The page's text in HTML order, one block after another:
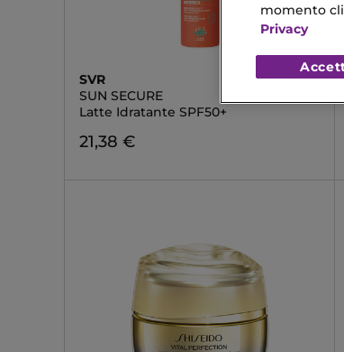
SVR
SUN SECURE
Latte Idratante SPF50+
21,38 €
momento
Privacy